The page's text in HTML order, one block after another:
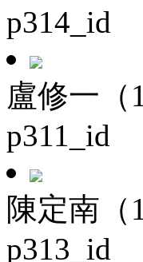
p314_id
盧修一（
p311_id
陳定南（
p313_id